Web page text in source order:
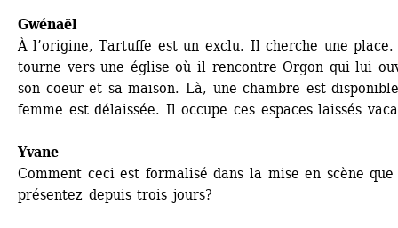
Gwénaël
À l’origine, Tartuffe est un exclu. Il cherche une
tourne vers une église où il rencontre Orgon qui lui
son coeur et sa maison. Là, une chambre est
femme est délaissée. Il occupe ces espaces laissés
Yvane
Comment ceci est formalisé dans la mise en scène que
présentez depuis trois jours?